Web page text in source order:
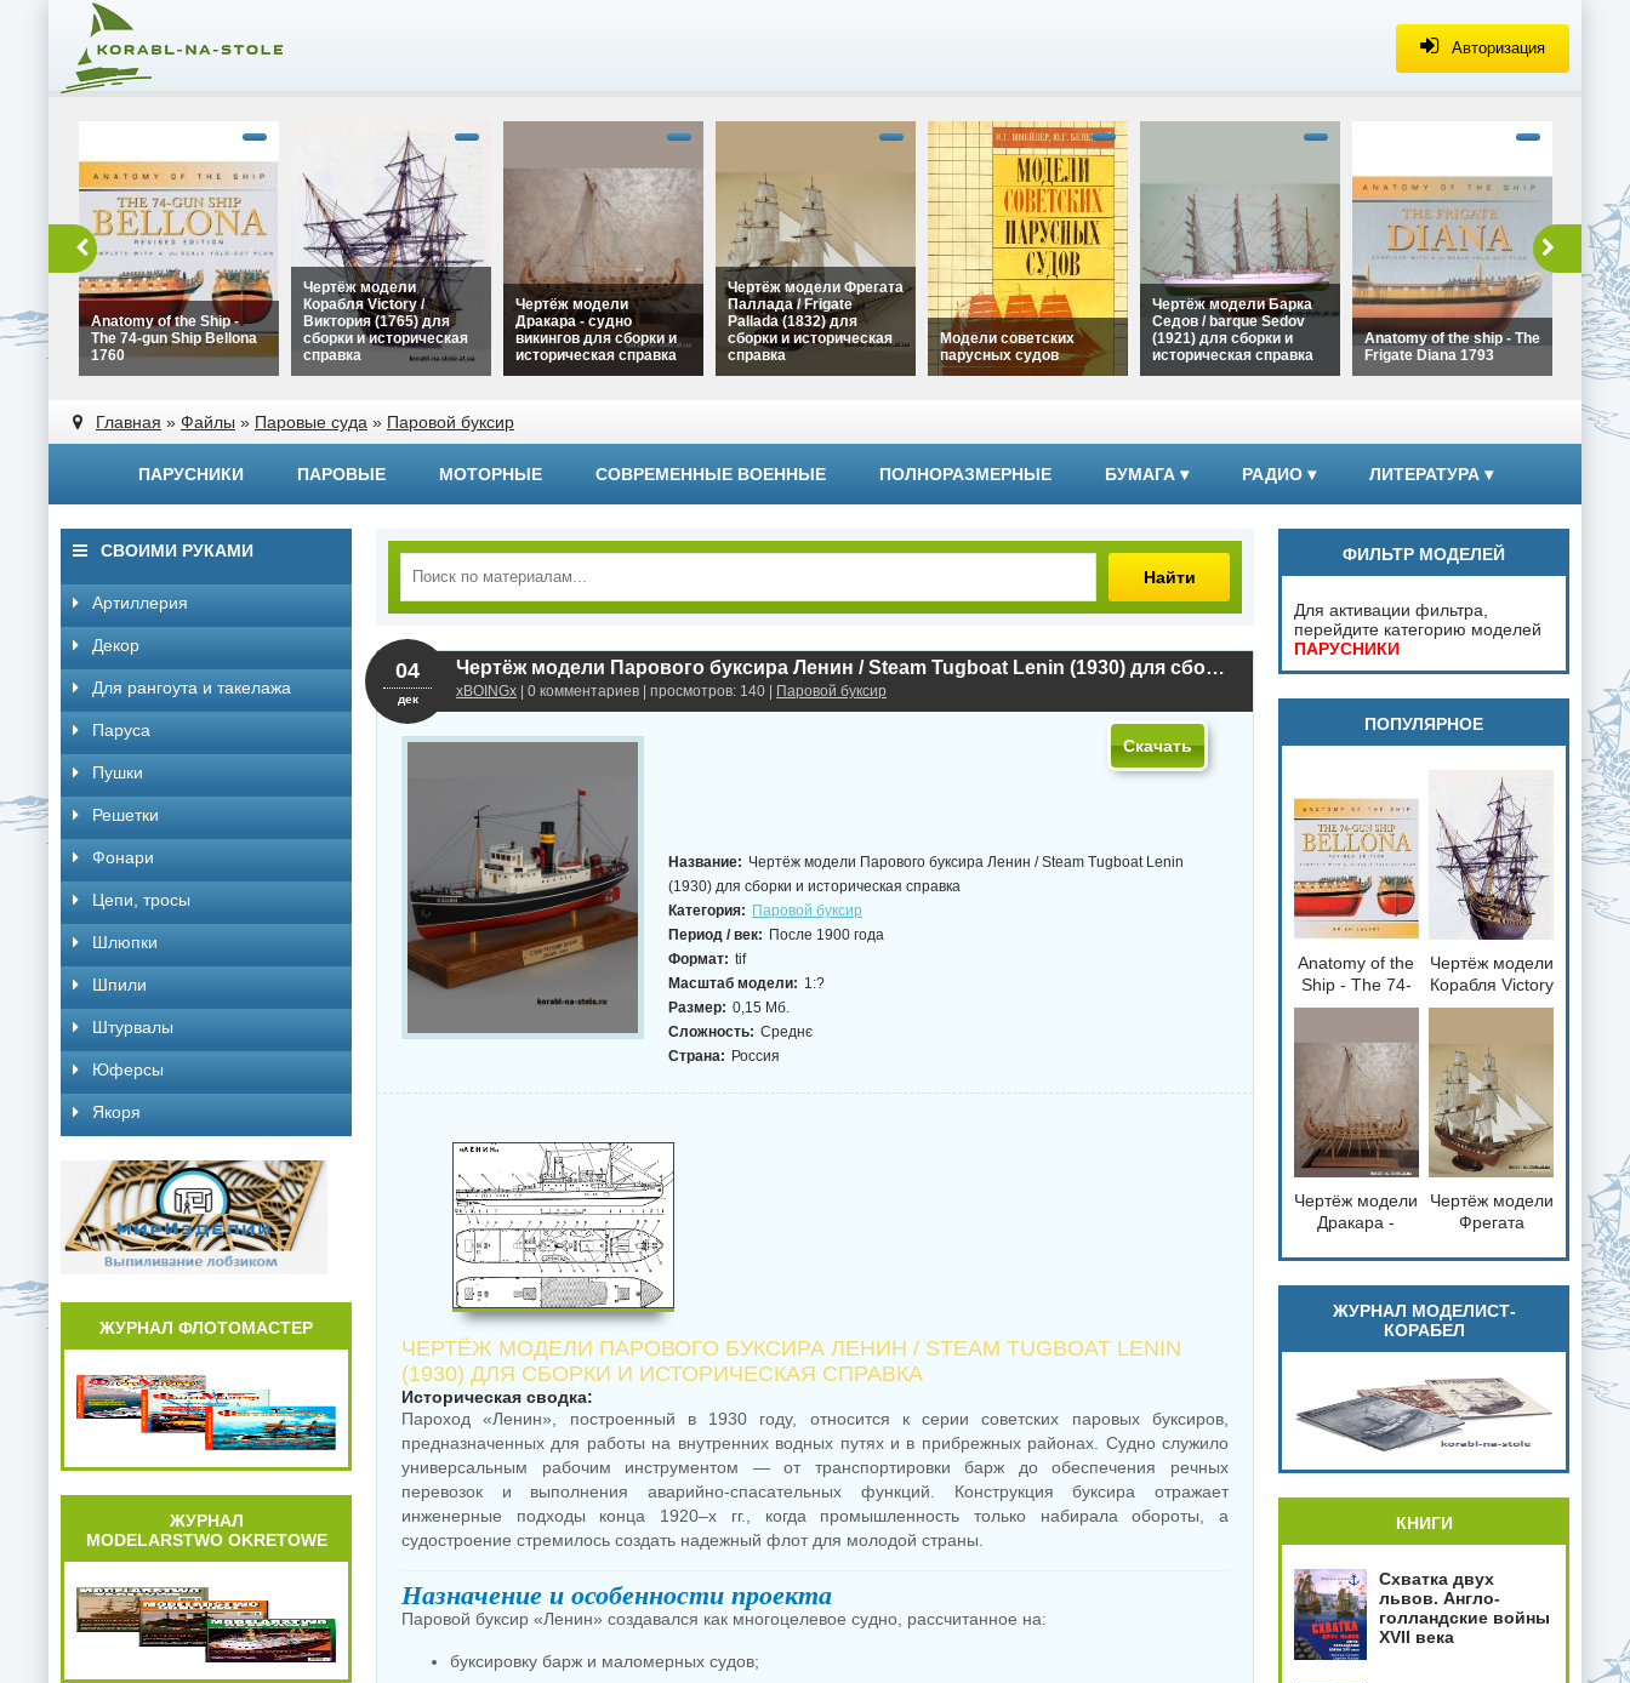
Авторизация
The 74-gun Ship Bellona
1760" width="320"
height="180">
Anatomy of the Ship -
The 74-gun Ship Bellona
1760
Виктория (1765) для
сборки и историческая
справка" width="320"
height="180">
Чертёж модели
Корабля Victory /
Виктория (1765) для
сборки и историческая
справка
Дракара - судно
викингов для сборки и
width="320"
Чертёж модели
Дракара - судно
викингов для сборки и
историческая справка
Frigate Pallada (1832)
для сборки и
историческая справка"
width="320"
Чертёж модели Фрегата
Паллада / Frigate
Pallada (1832) для
сборки и историческая
справка
парусных судов"
width="320"
Модели советских
парусных судов
width="320"
Чертёж модели Барка
Седов / barque Sedov
(1921) для сборки и
историческая справка
width="320"
height="180">
Anatomy of the ship - The
Frigate Diana 1793
сборки
Ла
Главная » Файлы » Паровые суда » Паровой буксир
ПАРУСНИКИ ПАРОВЫЕ МОТОРНЫЕ СОВРЕМЕННЫЕ ВОЕННЫЕ ПОЛНОРАЗМЕРНЫЕ БУМАГА ▾ РАДИО ▾ ЛИТЕРАТУРА ▾
Найти
Чертёж модели Парового буксира Ленин / Steam Tugboat Lenin (1930) для сборки и историческая справка
xBOINGx | 0 комментариев | просмотров: 140 | Паровой буксир
04
дек
Скачать
Название: Чертёж модели Парового буксира Ленин / Steam Tugboat Lenin
(1930) для сборки и историческая справка
Категория: Паровой буксир
Период / век: После 1900 года
Формат: tif
Масштаб модели: 1:?
Размер: 0,15 Мб.
Сложность: Среднє
Страна: Россия
ЧЕРТЁЖ МОДЕЛИ ПАРОВОГО БУКСИРА ЛЕНИН / STEAM TUGBOAT LENIN
(1930) ДЛЯ СБОРКИ И ИСТОРИЧЕСКАЯ СПРАВКА
Историческая сводка:
Пароход «Ленин», построенный в 1930 году, относится к серии советских паровых буксиров,
предназначенных для работы на внутренних водных путях и в прибрежных районах. Судно служило
универсальным рабочим инструментом — от транспортировки барж до обеспечения речных
перевозок и выполнения аварийно-спасательных функций. Конструкция буксира отражает
инженерные подходы конца 1920–х гг., когда промышленность только набирала обороты, а
судостроение стремилось создать надежный флот для молодой страны.
Назначение и особенности проекта
Паровой буксир «Ленин» создавался как многоцелевое судно, рассчитанное на:
буксировку барж и маломерных судов;
СВОИМИ РУКАМИ
Артиллерия
Декор
Для рангоута и такелажа
Паруса
Пушки
Решетки
Фонари
Цепи, тросы
Шлюпки
Шпили
Штурвалы
Юферсы
Якоря
ЖУРНАЛ ФЛОТОМАСТЕР
ЖУРНАЛ
MODELARSTWO OKRETOWE
ФИЛЬТР МОДЕЛЕЙ
Для активации фильтра,
перейдите категорию моделей
ПАРУСНИКИ
ПОПУЛЯРНОЕ
loading="lazy"
decoding="async"
Anatomy of the
Ship - The 74-
gun Ship
loading="lazy"
decoding="async"
Чертёж модели
Корабля Victory
/ Виктория
сборки и
историческая
справка
loading="lazy"
decoding="async"
fetchpriority="low">
Чертёж модели
Дракара -
для сборки и
историческая
справка
loading="lazy"
decoding="async"
fetchpriority="low">
Чертёж модели
Фрегата
Frigate Pallada
(1832) для
сборки и
историческая
справка
ЖУРНАЛ МОДЕЛИСТ-
КОРАБЕЛ
КНИГИ
Схватка двух
львов. Англо-
голландские войны
XVII века